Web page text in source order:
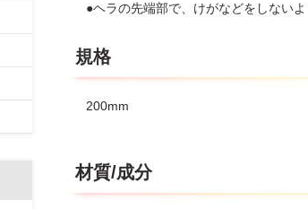
●ヘラの先端部で、けがなどをしないよ
規格
200mm
材質/成分